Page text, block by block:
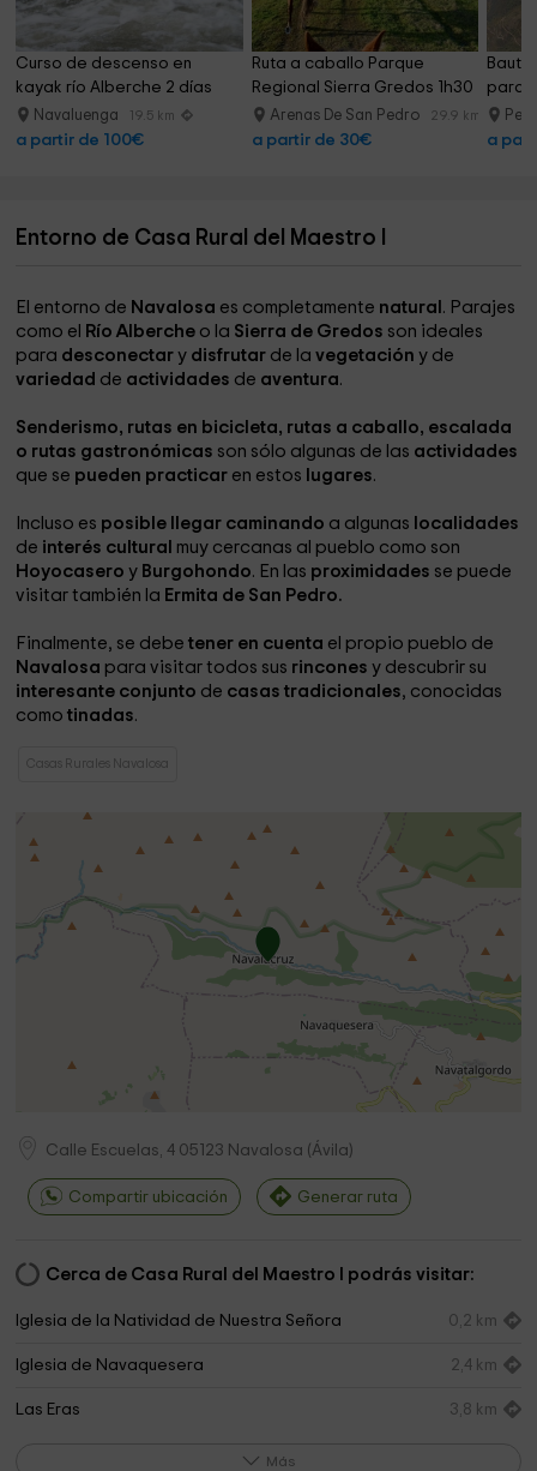
Curso de descenso en
kayak río Alberche 2 días
Navaluenga 19.5 km
a partir de 100€
Ruta a caballo Parque
Regional Sierra Gredos 1h30
Arenas De San Pedro 29.9 km
a partir de 30€ a
Entorno de Casa Rural del Maestro I
El entorno de Navalosa es completamente natural . Parajes
como el
Río Alberche o la Sierra de Gredos son ideales
para desconectar y disfrutar de lavegetacióny de
variedad de actividades de aventura.
Senderismo, rutas en bicicleta, rutas a caballo, escalada
o rutas gastronómicas son sólo algunas de las actividades
que se pueden practicar en estos lugares.
Incluso es posible llegar caminando a algunas localidades
de interés cultural muy cercanas al pueblo como son
Hoyocaseroy Burgohondo. En las proximidades se puede
visitar también la Ermita de San Pedro.
Finalmente, se debetener en cuenta el propio pueblo de
Navalosa para visitar todos sus rinconesy descubrir su
interesante conjunto de casas tradicionales, conocidas
comotinadas.
Casas Rurales Navalosa
Calle Escuelas, 4 05123 Navalosa (Ávila)
Compartir ubicación Generar ruta
Cerca de Casa Rural del Maestro I podrás visitar:
Iglesia de la Natividad de Nuestra Señora 0,2 km
Iglesia de Navaquesera 2,4 km
Las Eras 3,8 km
Ayuntamiento de San Juan del Molinillo
Más